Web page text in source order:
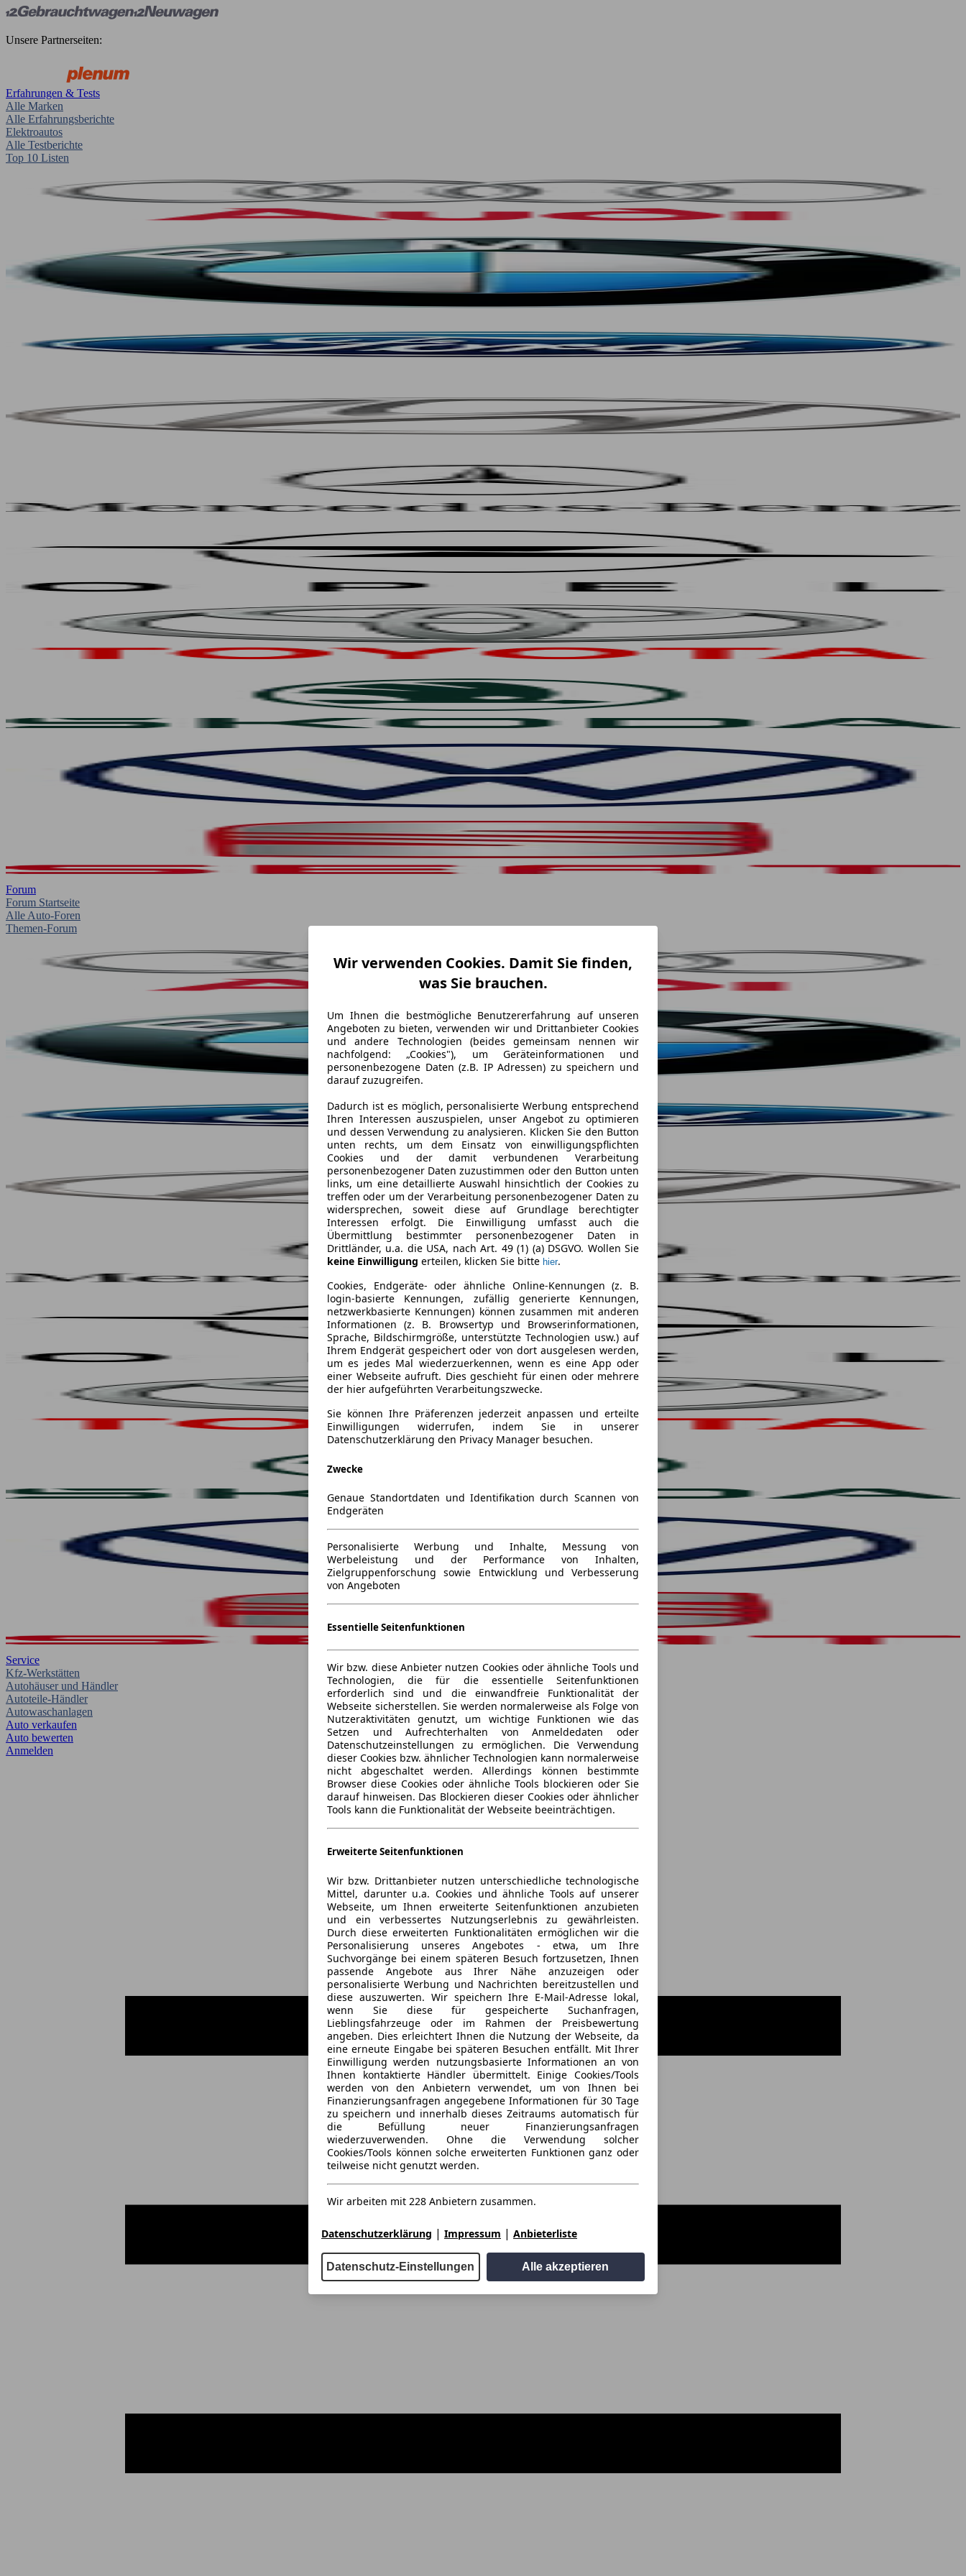
Unsere Partnerseiten:
Erfahrungen & Tests
Alle Marken
Alle Erfahrungsberichte
Elektroautos
Alle Testberichte
Top 10 Listen
Forum
Forum Startseite
Alle Auto-Foren
Themen-Forum
Service
Kfz-Werkstätten
Autohäuser und Händler
Autoteile-Händler
Autowaschanlagen
Auto verkaufen
Auto bewerten
Anmelden
Wir verwenden Cookies. Damit Sie finden,
was Sie brauchen.
Um Ihnen die bestmögliche Benutzererfahrung auf unseren
Angeboten zu bieten, verwenden wir und Drittanbieter Cookies
und andere Technologien (beides gemeinsam nennen wir
nachfolgend: „Cookies"), um Geräteinformationen und
personenbezogene Daten (z.B. IP Adressen) zu speichern und
darauf zuzugreifen.
Dadurch ist es möglich, personalisierte Werbung entsprechend
Ihren Interessen auszuspielen, unser Angebot zu optimieren
und dessen Verwendung zu analysieren. Klicken Sie den Button
unten rechts, um dem Einsatz von einwilligungspflichten
Cookies und der damit verbundenen Verarbeitung
personenbezogener Daten zuzustimmen oder den Button unten
links, um eine detaillierte Auswahl hinsichtlich der Cookies zu
treffen oder um der Verarbeitung personenbezogener Daten zu
widersprechen, soweit diese auf Grundlage berechtigter
Interessen erfolgt. Die Einwilligung umfasst auch die
Übermittlung bestimmter personenbezogener Daten in
Drittländer, u.a. die USA, nach Art. 49 (1) (a) DSGVO. Wollen Sie
keine Einwilligung erteilen, klicken Sie bitte hier.
Cookies, Endgeräte- oder ähnliche Online-Kennungen (z. B.
login-basierte Kennungen, zufällig generierte Kennungen,
netzwerkbasierte Kennungen) können zusammen mit anderen
Informationen (z. B. Browsertyp und Browserinformationen,
Sprache, Bildschirmgröße, unterstützte Technologien usw.) auf
Ihrem Endgerät gespeichert oder von dort ausgelesen werden,
um es jedes Mal wiederzuerkennen, wenn es eine App oder
einer Webseite aufruft. Dies geschieht für einen oder mehrere
der hier aufgeführten Verarbeitungszwecke.
Sie können Ihre Präferenzen jederzeit anpassen und erteilte
Einwilligungen widerrufen, indem Sie in unserer
Datenschutzerklärung den Privacy Manager besuchen.
Zwecke
Genaue Standortdaten und Identifikation durch Scannen von
Endgeräten
Personalisierte Werbung und Inhalte, Messung von
Werbeleistung und der Performance von Inhalten,
Zielgruppenforschung sowie Entwicklung und Verbesserung
von Angeboten
Essentielle Seitenfunktionen
Wir bzw. diese Anbieter nutzen Cookies oder ähnliche Tools und
Technologien, die für die essentielle Seitenfunktionen
erforderlich sind und die einwandfreie Funktionalität der
Webseite sicherstellen. Sie werden normalerweise als Folge von
Nutzeraktivitäten genutzt, um wichtige Funktionen wie das
Setzen und Aufrechterhalten von Anmeldedaten oder
Datenschutzeinstellungen zu ermöglichen. Die Verwendung
dieser Cookies bzw. ähnlicher Technologien kann normalerweise
nicht abgeschaltet werden. Allerdings können bestimmte
Browser diese Cookies oder ähnliche Tools blockieren oder Sie
darauf hinweisen. Das Blockieren dieser Cookies oder ähnlicher
Tools kann die Funktionalität der Webseite beeinträchtigen.
Erweiterte Seitenfunktionen
Wir bzw. Drittanbieter nutzen unterschiedliche technologische
Mittel, darunter u.a. Cookies und ähnliche Tools auf unserer
Webseite, um Ihnen erweiterte Seitenfunktionen anzubieten
und ein verbessertes Nutzungserlebnis zu gewährleisten.
Durch diese erweiterten Funktionalitäten ermöglichen wir die
Personalisierung unseres Angebotes - etwa, um Ihre
Suchvorgänge bei einem späteren Besuch fortzusetzen, Ihnen
passende Angebote aus Ihrer Nähe anzuzeigen oder
personalisierte Werbung und Nachrichten bereitzustellen und
diese auszuwerten. Wir speichern Ihre E-Mail-Adresse lokal,
wenn Sie diese für gespeicherte Suchanfragen,
Lieblingsfahrzeuge oder im Rahmen der Preisbewertung
angeben. Dies erleichtert Ihnen die Nutzung der Webseite, da
eine erneute Eingabe bei späteren Besuchen entfällt. Mit Ihrer
Einwilligung werden nutzungsbasierte Informationen an von
Ihnen kontaktierte Händler übermittelt. Einige Cookies/Tools
werden von den Anbietern verwendet, um von Ihnen bei
Finanzierungsanfragen angegebene Informationen für 30 Tage
zu speichern und innerhalb dieses Zeitraums automatisch für
die Befüllung neuer Finanzierungsanfragen
wiederzuverwenden. Ohne die Verwendung solcher
Cookies/Tools können solche erweiterten Funktionen ganz oder
teilweise nicht genutzt werden.
Wir arbeiten mit 228 Anbietern zusammen.
Datenschutzerklärung | Impressum | Anbieterliste
Datenschutz-Einstellungen Alle akzeptieren